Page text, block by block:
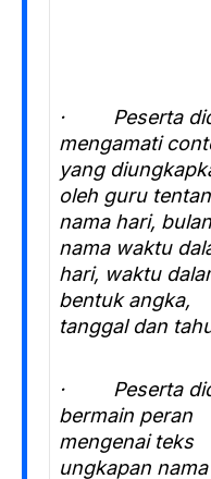
· Peserta
mengamati
yang
oleh guru
nama hari,
nama waktu
hari, waktu
bentuk angka,
tanggal dan
· Peserta
bermain peran
mengenai teks
ungkapan